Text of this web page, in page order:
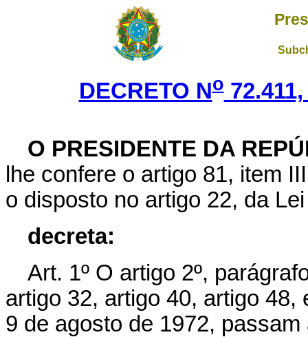
DECRETO No72.411,
O PRESIDENTE DA
lhe confere o artigo 81, item
o disposto no artigo 22, da
decreta:
Art. 1º O artigo 2º,
artigo 32, artigo 40, artigo 48,
9 de agosto de 1972,